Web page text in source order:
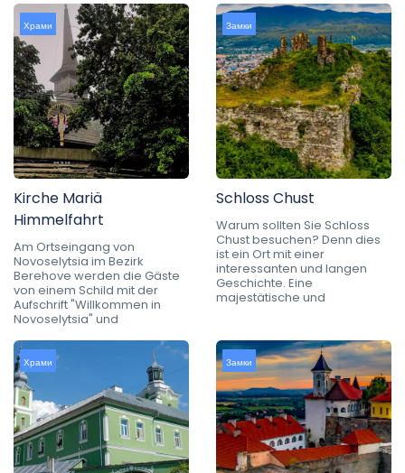
Храми
Kirche Mariä
Himmelfahrt
Am Ortseingang von
Novoselytsia im Bezirk
Berehove werden die Gäste
von einem Schild mit der
Aufschrift "Willkommen in
Novoselytsia" und
Замки
Schloss Chust
Warum sollten Sie Schloss
Chust besuchen? Denn dies
ist ein Ort mit einer
interessanten und langen
Geschichte. Eine
majestätische und
Храми Замки